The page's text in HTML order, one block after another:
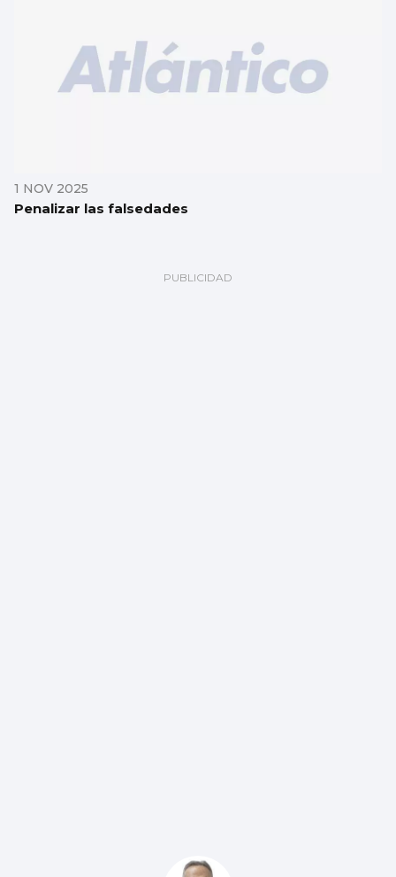
1 NOV 2025
Penalizar las falsedades